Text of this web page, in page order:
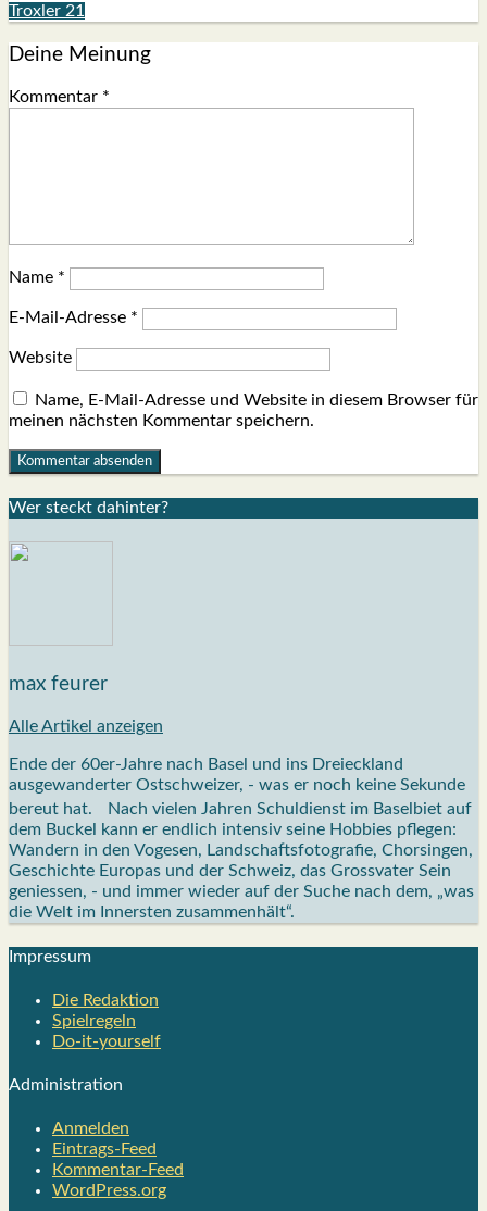
Troxler 21
Deine Meinung
Kommentar *
Name *
E-Mail-Adresse *
Website
Name, E-Mail-Adresse und Website in diesem Browser für
meinen nächsten Kommentar speichern.
Wer steckt dahin­ter?
max feurer
Alle Artikel anzeigen
Ende der 60er-Jahre nach Basel und ins Dreieckland
ausgewanderter Ostschweizer, - was er noch keine Sekunde
bereut hat. Nach vielen Jahren Schuldienst im Baselbiet auf
dem Buckel kann er endlich intensiv seine Hobbies pflegen:
Wandern in den Vogesen, Landschaftsfotografie, Chorsingen,
Geschichte Europas und der Schweiz, das Grossvater Sein
geniessen, - und immer wieder auf der Suche nach dem, „was
die Welt im Innersten zusammenhält“.
Impres­sum
Die Redak­ti­on
Spiel­re­geln
Do-it-your­s­elf
Admi­nis­tra­ti­on
Anmelden
Eintrags-Feed
Kommentar-Feed
WordPress.org